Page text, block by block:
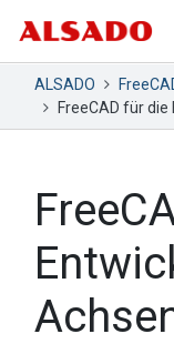
ALSADO
FreeCAD für